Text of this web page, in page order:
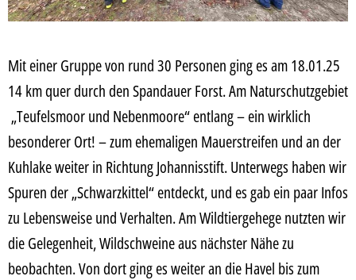
Mit einer Gruppe von rund 30 Personen ging es am 18.01.25
14 km quer durch den Spandauer Forst. Am Naturschutzgebiet
„Teufelsmoor und Nebenmoore“ entlang – ein wirklich
besonderer Ort! – zum ehemaligen Mauerstreifen und an der
Kuhlake weiter in Richtung Johannisstift. Unterwegs haben wir
Spuren der „Schwarzkittel“ entdeckt, und es gab ein paar Infos
zu Lebensweise und Verhalten. Am Wildtiergehege nutzten wir
die Gelegenheit, Wildschweine aus nächster Nähe zu
beobachten. Von dort ging es weiter an die Havel bis zum